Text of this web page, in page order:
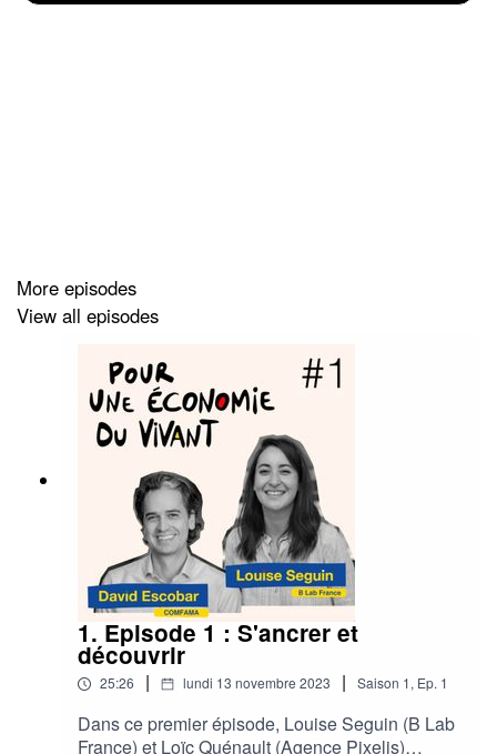
transformation culturelle de la société et des entreprises
au service de l’impact.
More episodes
View all episodes
1. Episode 1 : S'ancrer et
découvrir
25:26 | lundi 13 novembre 2023 | Saison 1, Ep. 1
Dans ce premier épisode, Louise Seguin (B Lab
France) et Loïc Quénault (Agence Pixelis)